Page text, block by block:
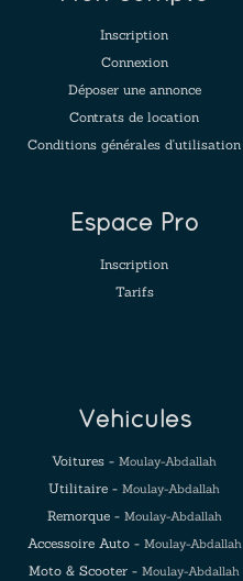
Inscription
Connexion
Déposer une annonce
Contrats de location
Conditions générales d'utilisation
Espace Pro
Inscription
Tarifs
Véhicules
Voitures - Moulay-Abdallah
Utilitaire - Moulay-Abdallah
Remorque - Moulay-Abdallah
Accessoire Auto - Moulay-Abdallah
Moto & Scooter - Moulay-Abdallah